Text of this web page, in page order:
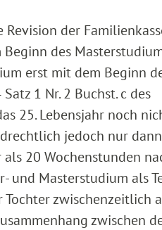
der
des
erst mit dem Beginn
1 Nr. 2 Buchst. c des
25. Lebensjahr noch
jedoch nur
20 Wochenstunden
und Masterstudium als
zwischenzeitlich
zwischen